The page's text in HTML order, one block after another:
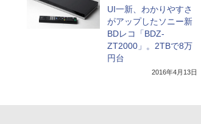
UI一新、わかりやすさ
がアップしたソニー新
BDレコ「BDZ-
ZT2000」。2TBで8万
円台
2016年4月13日